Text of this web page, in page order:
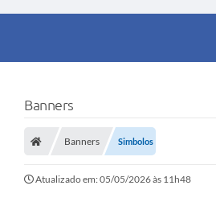
Banners
Banners Simbolos
Atualizado em: 05/05/2026 às 11h48